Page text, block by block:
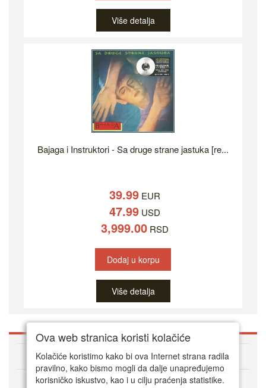
Više detalja
Bajaga i Instruktori - Sa druge strane jastuka [re...
39.99EUR
47.99USD
3,999.00RSD
Dodaj u korpu
Više detalja
O DVD Zoni
Kako kupovati online
Ova web stranica koristi kolačiće
Kolačiće koristimo kako bi ova Internet strana radila
pravilno, kako bismo mogli da dalje unapređujemo
korisničko iskustvo, kao i u cilju praćenja statistike.